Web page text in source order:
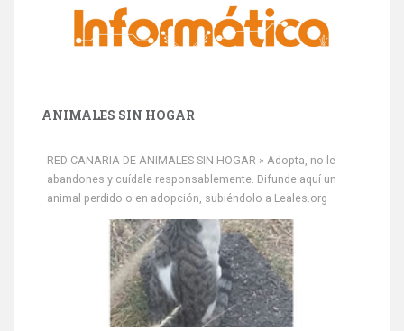
ANIMALES SIN HOGAR
RED CANARIA DE ANIMALES SIN HOGAR » Adopta, no le
abandones y cuídale responsablemente. Difunde aquí un
animal perdido o en adopción, subiéndolo a Leales.org
Leales.org » Gran Canaria
9.7.2025